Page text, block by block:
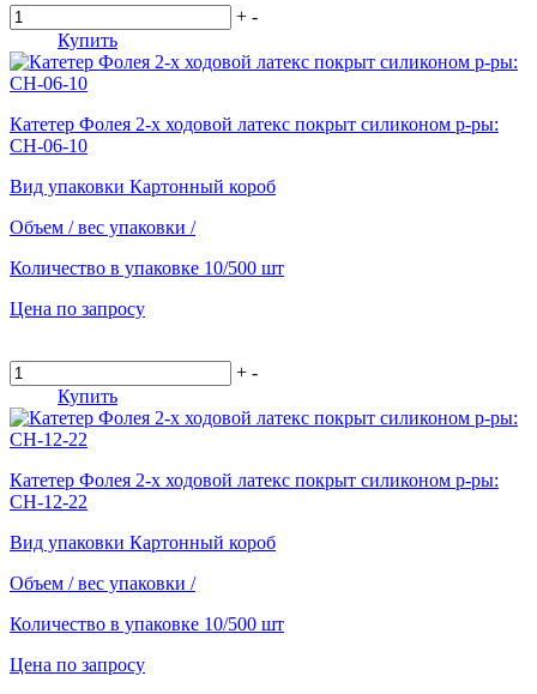
+ -
Купить
Катетер Фолея 2-х ходовой латекс покрыт силиконом р-ры:
СН-06-10
Вид упаковки Картонный короб
Объем / вес упаковки /
Количество в упаковке 10/500 шт
Цена по запросу
+ -
Купить
Катетер Фолея 2-х ходовой латекс покрыт силиконом р-ры:
СН-12-22
Вид упаковки Картонный короб
Объем / вес упаковки /
Количество в упаковке 10/500 шт
Цена по запросу